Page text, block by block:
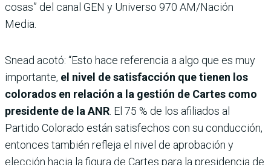
cosas” del canal GEN y Universo 970 AM/Nación
Media.
Snead acotó: “Esto hace referencia a algo que es muy
importante, el nivel de satisfacción que tienen los
colorados en relación a la gestión de Cartes como
presidente de la ANR. El 75 % de los afiliados al
Partido Colorado están satisfechos con su conducción,
entonces también refleja el nivel de aprobación y
elección hacia la figura de Cartes para la presidencia de